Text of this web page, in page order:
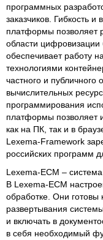
программных
заказчиков. Гибкость и
платформы позволяет
области
обеспечивает работу
технологиями
частного и публичного
вычислительных
программирования
платформы позволяет
как на ПК, так и в
Lexema-Framework
российских программ
Lexema-ECM –
В Lexema-ECM
обработке. Они готовы
развертывания
и включать в
в себя необходимый